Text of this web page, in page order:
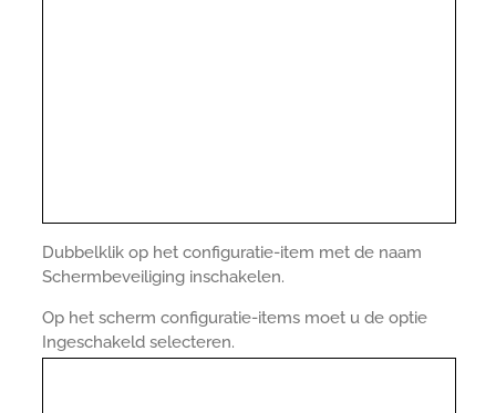
Dubbelklik op het configuratie-item met de naam
Schermbeveiliging inschakelen.
Op het scherm configuratie-items moet u de optie
Ingeschakeld selecteren.